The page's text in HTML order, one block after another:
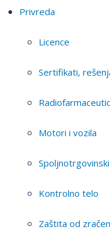
Privreda
Licence
Sertifikati,
Motori i vozila
Kontrolno telo
Zaštita od